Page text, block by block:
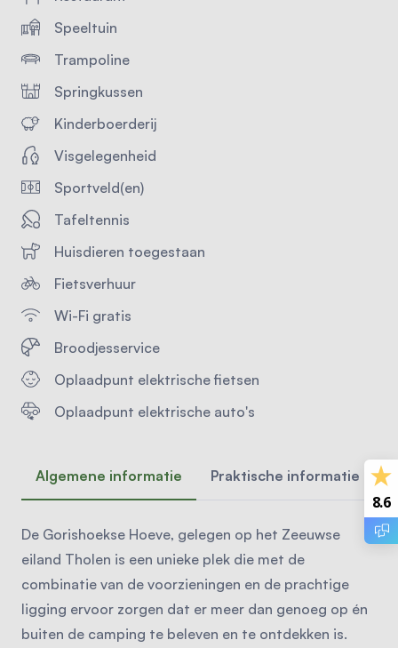
Speeltuin
Trampoline
Springkussen
Kinderboerderij
Visgelegenheid
Sportveld(en)
Tafeltennis
Huisdieren toegestaan
Fietsverhuur
Wi-Fi gratis
Broodjesservice
Oplaadpunt elektrische fietsen
Oplaadpunt elektrische auto's
Algemene informatie Praktische informatie
De Gorishoekse Hoeve, gelegen op het Zeeuwse
eiland Tholen is een unieke plek die met de
combinatie van de voorzieningen en de prachtige
ligging ervoor zorgen dat er meer dan genoeg op én
buiten de camping te beleven en te ontdekken is.
8.6